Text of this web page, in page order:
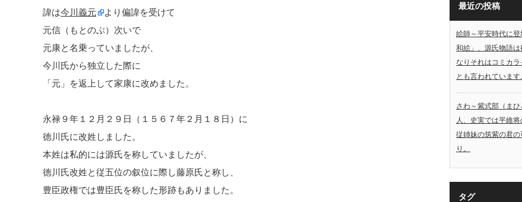
諱は今川義元
より偏諱を受けて
元信（もとのぶ）次いで
元康と名乗っていましたが、
今川氏から独立した際に
「元」を返上して家康に改めました。
永禄９年１２月２９日（１５６７年２月１８日）に
徳川氏に改姓しました。
本姓は私的には源氏を称していましたが、
徳川氏改姓と従五位の叙位に際し藤原氏と称し、
豊臣政権では豊臣氏を称した形跡もありました。
最近の投稿
絵師～平安時代に
和絵」、源氏物語は
なりそれはコミカラ
とも言われています
さわ～紫式部（ま
人、史実では平維
従姉妹の筑紫の君の
り。
タグ